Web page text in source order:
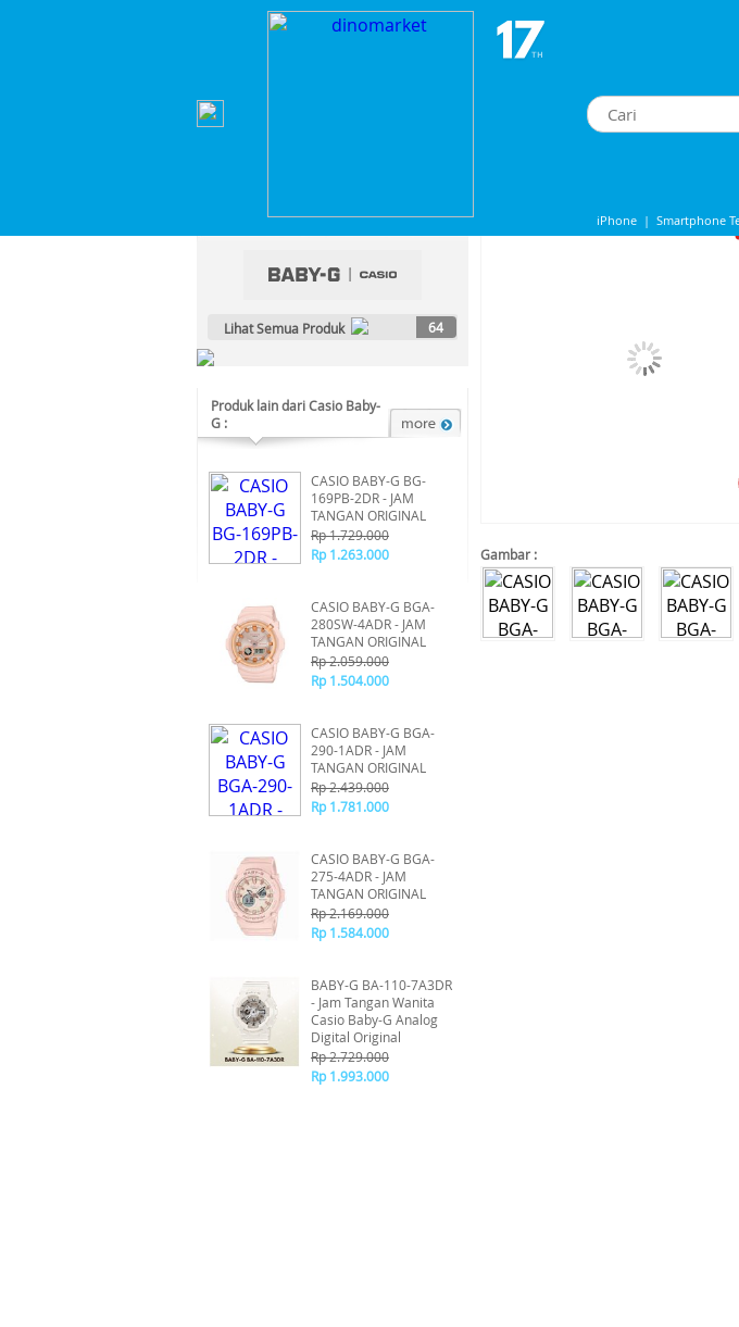
iPhone | Smartphone
Home
CASIO BABY-G BGA-290SW-7ADR - JAM TANGAN ORIGINAL
Lihat Semua Produk 64
Produk lain dari Casio Baby-
G :
CASIO BABY-G BG-
169PB-2DR - JAM
TANGAN ORIGINAL
Rp 1.729.000
Rp 1.263.000
CASIO BABY-G BGA-
280SW-4ADR - JAM
TANGAN ORIGINAL
Rp 2.059.000
Rp 1.504.000
CASIO BABY-G BGA-
290-1ADR - JAM
TANGAN ORIGINAL
Rp 2.439.000
Rp 1.781.000
CASIO BABY-G BGA-
275-4ADR - JAM
TANGAN ORIGINAL
Rp 2.169.000
Rp 1.584.000
BABY-G BA-110-7A3DR
- Jam Tangan Wanita
Casio Baby-G Analog
Digital Original
Rp 2.729.000
Rp 1.993.000
Gambar :